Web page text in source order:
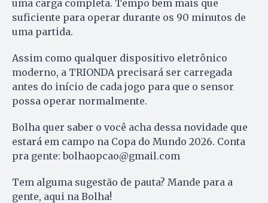
uma carga completa. Tempo bem mais que
suficiente para operar durante os 90 minutos de
uma partida.
Assim como qualquer dispositivo eletrônico
moderno, a TRIONDA precisará ser carregada
antes do início de cada jogo para que o sensor
possa operar normalmente.
Bolha quer saber o você acha dessa novidade que
estará em campo na Copa do Mundo 2026. Conta
pra gente: bolhaopcao@gmail.com
Tem alguma sugestão de pauta? Mande para a
gente, aqui na Bolha!